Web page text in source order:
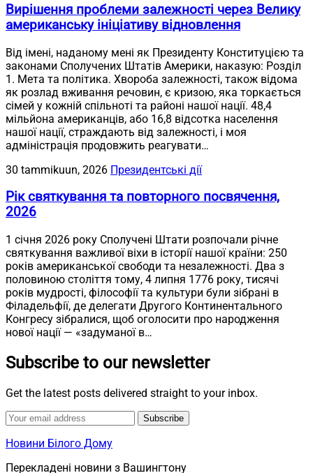
Вирішення проблеми залежності через Велику
американську ініціативу відновлення
Від імені, наданому мені як Президенту Конституцією та
законами Сполучених Штатів Америки, наказую: Розділ
1. Мета та політика. Хвороба залежності, також відома
як розлад вживання речовин, є кризою, яка торкається
сімей у кожній спільноті та районі нашої нації. 48,4
мільйона американців, або 16,8 відсотка населення
нашої нації, страждають від залежності, і моя
адміністрація продовжить реагувати…
30 tammikuun, 2026 Президентські дії
Рік святкування та повторного посвячення,
2026
1 січня 2026 року Сполучені Штати розпочали річне
святкування важливої віхи в історії нашої країни: 250
років американської свободи та незалежності. Два з
половиною століття тому, 4 липня 1776 року, тисячі
років мудрості, філософії та культури були зібрані в
Філадельфії, де делегати Другого Континентального
Конгресу зібралися, щоб оголосити про народження
нової нації — «задуманої в…
Subscribe to our newsletter
Get the latest posts delivered straight to your inbox.
Subscribe
Новини Білого Дому
Перекладені новини з Вашингтону